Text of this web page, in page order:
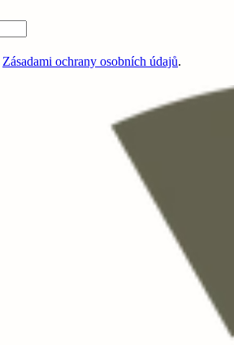
Zásadami ochrany osobních údajů.